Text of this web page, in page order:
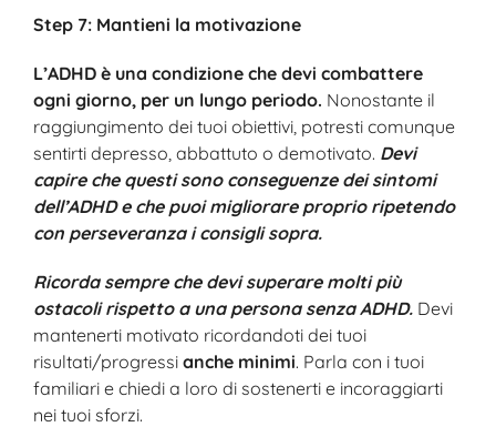
Step 7: Mantieni la motivazione
L’ADHD è una condizione che devi combattere
ogni giorno, per un lungo periodo. Nonostante il
raggiungimento dei tuoi obiettivi, potresti comunque
sentirti depresso, abbattuto o demotivato. Devi
capire che questi sono conseguenze dei sintomi
dell’ADHD e che puoi migliorare proprio ripetendo
con perseveranza i consigli sopra.
Ricorda sempre che devi superare molti più
ostacoli rispetto a una persona senza ADHD. Devi
mantenerti motivato ricordandoti dei tuoi
risultati/progressi anche minimi. Parla con i tuoi
familiari e chiedi a loro di sostenerti e incoraggiarti
nei tuoi sforzi.